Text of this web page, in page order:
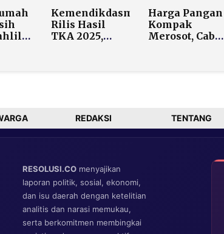
Kabinet
Sinyal ELT
Hancur
Persulit
Pencarian
Kemendikdasmen
Rilis Hasil
TKA 2025,
Harga Pangan
Kompak
Merosot, Cabai
REDAKSI TENTANG
RESOLUSI.CO menyajikan
laporan politik, sosial, ekonomi,
dan isu daerah dengan ketelitian
analitis dan narasi memukau,
serta berkomitmen membingkai